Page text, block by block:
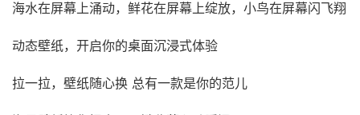
海水在屏幕上涌动，鲜花在屏幕上绽放，小鸟在屏幕闪飞翔
动态壁纸，开启你的桌面沉浸式体验
拉一拉，壁纸随心换 总有一款是你的范儿